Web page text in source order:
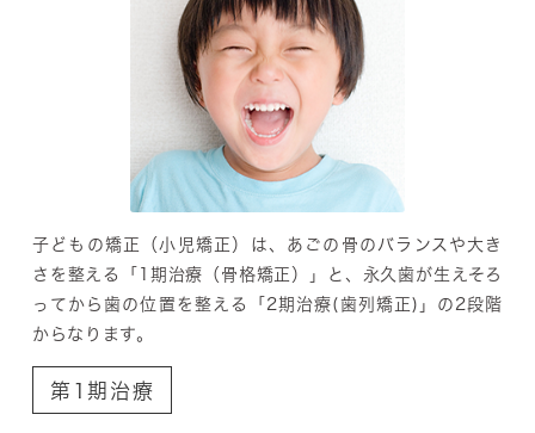
子どもの矯正（小児矯正）は、あごの骨のバランスや大き
さを整える「1期治療（骨格矯正）」と、永久歯が生えそろ
ってから歯の位置を整える「2期治療(歯列矯正)」の2段階
からなります。
第1期治療